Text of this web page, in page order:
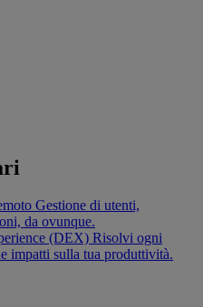
Gestione di utenti,
da ovunque.
(DEX) Risolvi ogni
impatti sulla tua produttività.